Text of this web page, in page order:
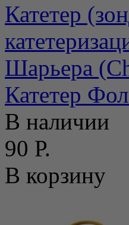
Катетер
Шарьера
Катетер
В наличии
90 Р.
В корзину